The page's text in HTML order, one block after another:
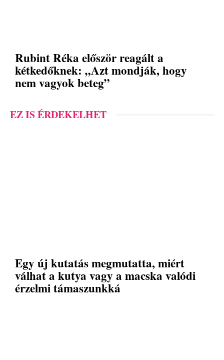
Rubint Réka először reagált a
kétkedőknek: „Azt mondják, hogy
nem vagyok beteg”
EZ IS ÉRDEKELHET
Egy új kutatás megmutatta, miért
válhat a kutya vagy a macska valódi
érzelmi támaszunkká